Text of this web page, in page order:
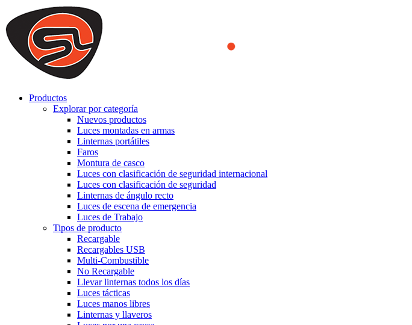
We use cookies to ensure that we provide you the best experience on our website. By continuing to
you a better experience. To learn more or to find out how you can disable cookies, you can access our
ACCEPT AND CLOSE
Productos
Explorar por categoría
Nuevos productos
Luces montadas en armas
Linternas portátiles
Faros
Montura de casco
Luces con clasificación de seguridad internacional
Luces con clasificación de seguridad
Linternas de ángulo recto
Luces de escena de emergencia
Luces de Trabajo
Tipos de producto
Recargable
Recargables USB
Multi-Combustible
No Recargable
Llevar linternas todos los días
Luces tácticas
Luces manos libres
Linternas y llaveros